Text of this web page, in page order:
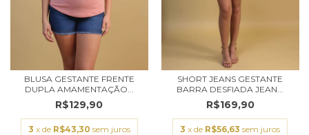
BLUSA GESTANTE FRENTE
DUPLA AMAMENTAÇÃO...
R$129,90
3 x de R$43,30 sem juros
SHORT JEANS GESTANTE
BARRA DESFIADA JEAN...
R$169,90
3 x de R$56,63 sem juros